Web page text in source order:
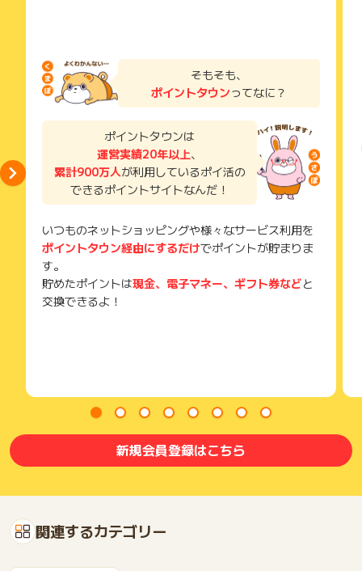
了などのメールは、ポイント獲得するまで必ず保管してくださ
獲得待ち・獲得失敗の状態でお問い合わせされる際に、該当の
メールを送っていただく場合がございます。
そのため、紛失・破棄された場合は対応いたしかねますので、
ご注意ください。
(※) SafariやChromeなどwebサイトを表示するアプリのこと
そもそも、
ポイントタウンってなに？
ポイントタウンは
運営実績20年以上、
累計900万人が利用しているポイ活の
できるポイントサイトなんだ！
いつものネットショッピングや様々なサービス利用を
ポイントタウン経由にするだけでポイントが貯まりま
す。
貯めたポイントは現金、電子マネー、ギフト券などと
交換できるよ！
新規会員登録はこちら
関連するカテゴリー